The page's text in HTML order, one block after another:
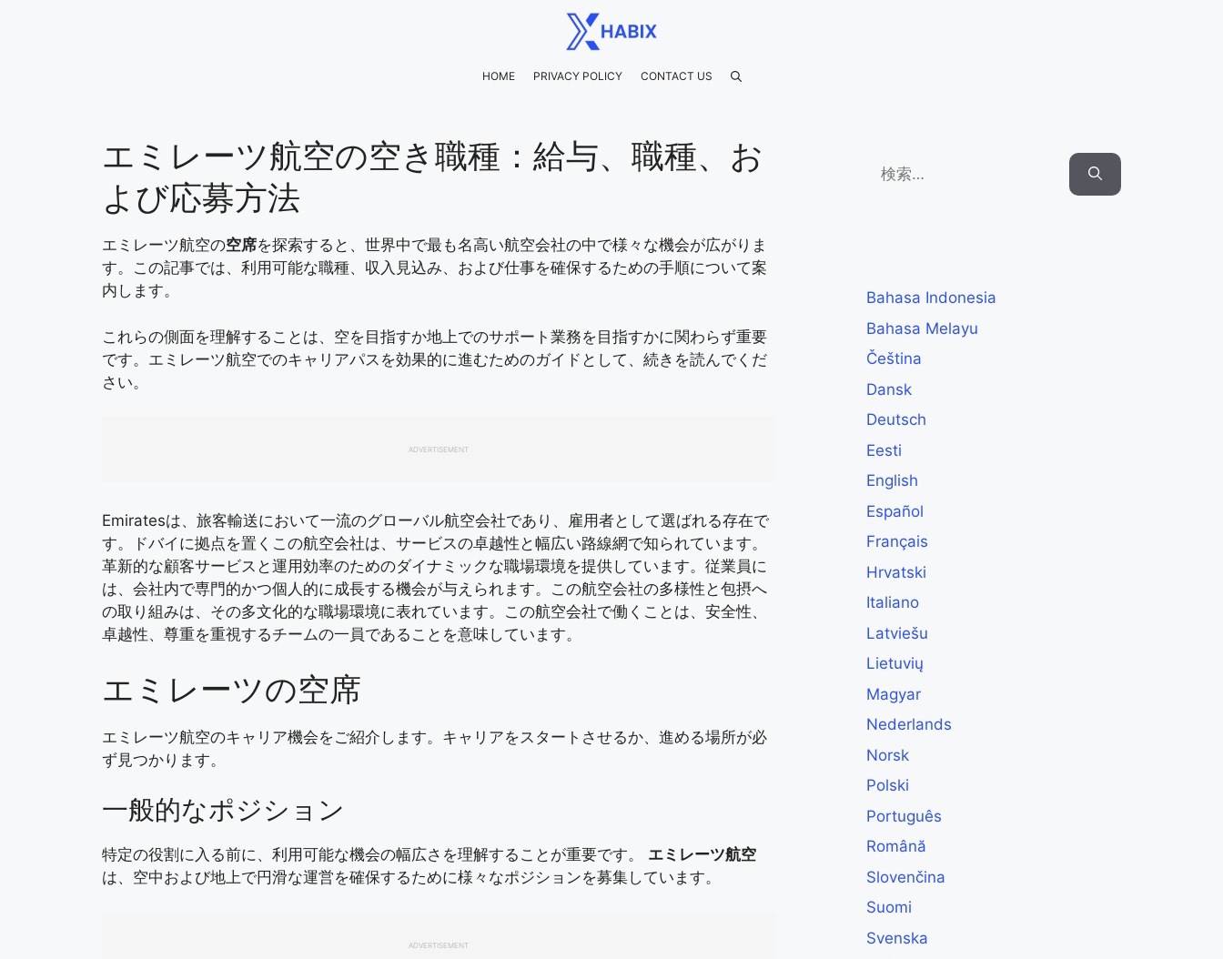
HOME PRIVACY POLICY CONTACT US
エミレーツ航空の空き職種：給与、職種、お
よび応募方法
エミレーツ航空の空席を探索すると、世界中で最も名高い航空会社の中で様々な機会が広がりま
す。この記事では、利用可能な職種、収入見込み、および仕事を確保するための手順について案
内します。
これらの側面を理解することは、空を目指すか地上でのサポート業務を目指すかに関わらず重要
です。エミレーツ航空でのキャリアパスを効果的に進むためのガイドとして、続きを読んでくだ
さい。
ADVERTISEMENT
Emiratesは、旅客輸送において一流のグローバル航空会社であり、雇用者として選ばれる存在で
す。ドバイに拠点を置くこの航空会社は、サービスの卓越性と幅広い路線網で知られています。
革新的な顧客サービスと運用効率のためのダイナミックな職場環境を提供しています。従業員に
は、会社内で専門的かつ個人的に成長する機会が与えられます。この航空会社の多様性と包摂へ
の取り組みは、その多文化的な職場環境に表れています。この航空会社で働くことは、安全性、
卓越性、尊重を重視するチームの一員であることを意味しています。
エミレーツの空席
エミレーツ航空のキャリア機会をご紹介します。キャリアをスタートさせるか、進める場所が必
ず見つかります。
一般的なポジション
特定の役割に入る前に、利用可能な機会の幅広さを理解することが重要です。 エミレーツ航空
は、空中および地上で円滑な運営を確保するために様々なポジションを募集しています。
ADVERTISEMENT
Search
for:
Bahasa Indonesia
Bahasa Melayu
Čeština
Dansk
Deutsch
Eesti
English
Español
Français
Hrvatski
Italiano
Latviešu
Lietuvių
Magyar
Nederlands
Norsk
Polski
Português
Română
Slovenčina
Suomi
Svenska